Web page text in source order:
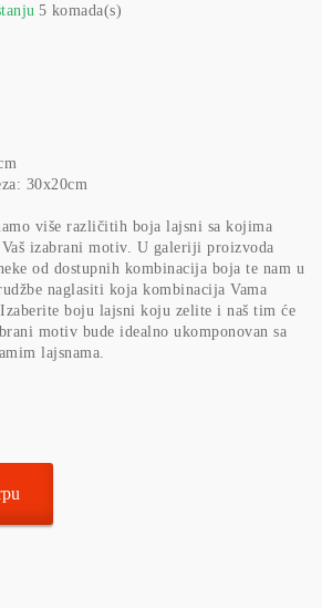
5 komada(s)
30x20cm
više različitih boja lajsni sa kojima
izabrani motiv. U galeriji proizvoda
od dostupnih kombinacija boja te nam u
naglasiti koja kombinacija Vama
boju lajsni koju zelite i naš tim će
motiv bude idealno ukomponovan sa
lajsnama.